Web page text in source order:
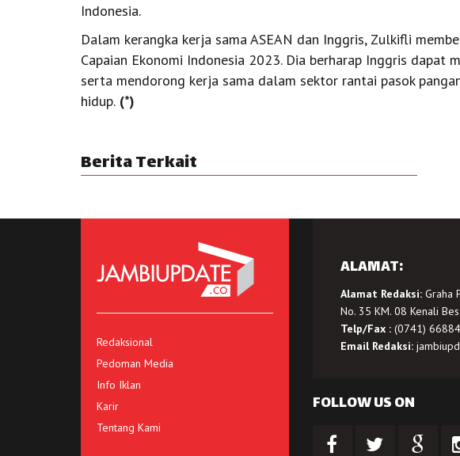
Indonesia.
Dalam kerangka kerja sama ASEAN dan Inggris, Zulkifli
Capaian Ekonomi Indonesia 2023. Dia berharap Inggris dapat
serta mendorong kerja sama dalam sektor rantai pasok
hidup. (*)
Berita Terkait
Redaksional
Pedoman Media
Info Iklan
Karir
Tentang Kami
ALAMAT:
Alamat Redaksi:Graha
No. 35 KM. 08 Kenali
Telp/Fax :(0741)
Email Redaksi:
FOLLOW US ON